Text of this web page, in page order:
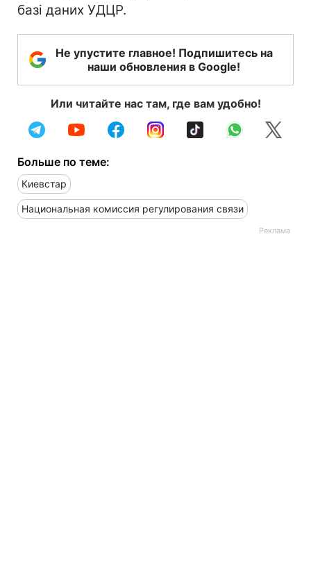
базі даних УДЦР.
Не упустите главное! Подпишитесь на
наши обновления в Google!
Или читайте нас там, где вам удобно!
Больше по теме:
Киевстар
Национальная комиссия регулирования связи